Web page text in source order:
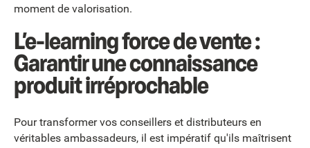
moment de valorisation.
L’e-learning force de vente :
Garantir une connaissance
produit irréprochable
Pour transformer vos conseillers et distributeurs en
véritables ambassadeurs, il est impératif qu'ils maîtrisent